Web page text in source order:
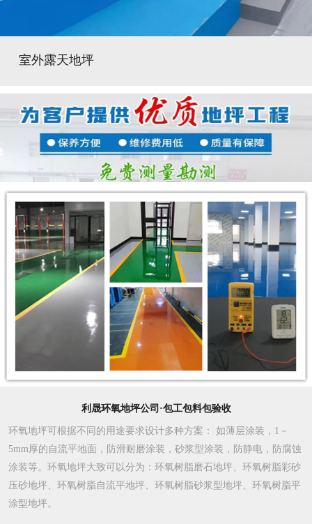
室外露天地坪
利晟环氧地坪公司·包工包料包验收
环氧地坪可根据不同的用途要求设计多种方案 ： 如薄层涂装，1－
5mm厚的自流平地面，防滑耐磨涂装，砂浆型涂装，防静电，防腐蚀
涂装等。环氧地坪大致可以分为：环氧树脂磨石地坪、环氧树脂彩砂
压砂地坪、环氧树脂自流平地坪、环氧树脂砂浆型地坪、环氧树脂平
涂型地坪。